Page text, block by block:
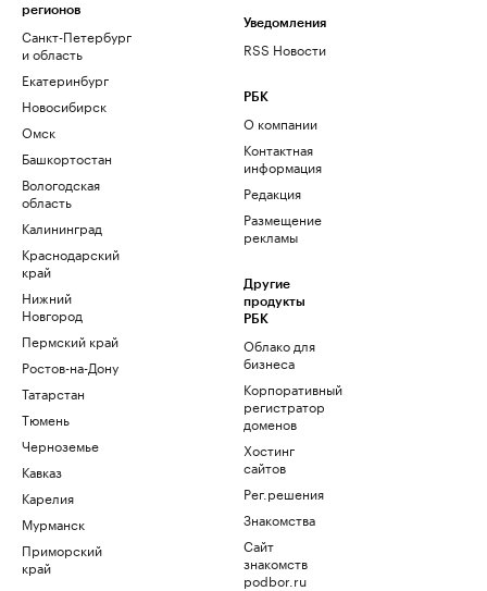
регионов
Санкт-Петербург
и область
Екатеринбург
Новосибирск
Омск
Башкортостан
Вологодская
область
Калининград
Краснодарский
край
Нижний
Новгород
Пермский край
Ростов-на-Дону
Татарстан
Тюмень
Черноземье
Кавказ
Карелия
Мурманск
Приморский
край
Уведомления
RSS Новости
РБК
О компании
Контактная
информация
Редакция
Размещение
рекламы
Другие
продукты
РБК
Облако для
бизнеса
Корпоративный
регистратор
доменов
Хостинг
сайтов
Рег.решения
Знакомства
Сайт
знакомств
podbor.ru